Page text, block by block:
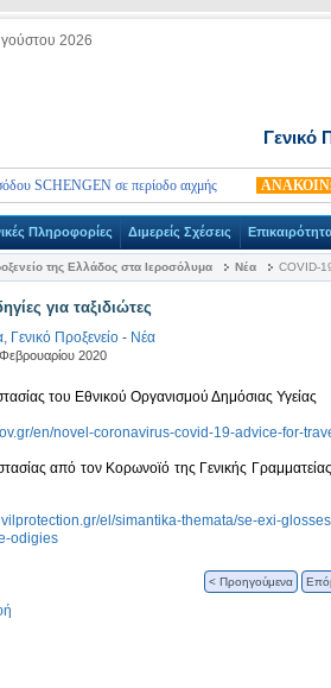
2026
Γενικό
SCHENGEN σε περίοδο αιχμής ΑΝΑΚΟΙΝΩΣΗ
Πληροφορίες Διμερείς Σχέσεις
της Ελλάδος στα Ιεροσόλυμα Νέα COVID-19
για ταξιδιώτες
Γενικό Προξενείο - Νέα
2020
του Εθνικού Οργανισμού Δημόσιας Υγείας
en/novel-coronavirus-covid-19-advice-for-
από τον Κορωνοϊό της Γενικής
el/simantika-themata/se-exi-
odigies
< Προηγούμενα